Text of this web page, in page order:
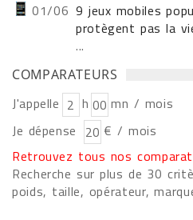
01/06 9 jeux mobiles
protègent pas la
...
COMPARATEURS
J'appelle h
mn / mois
Je dépense
€ / mois
Retrouvez tous nos
Recherche sur plus de 30
poids, taille, opérateur,